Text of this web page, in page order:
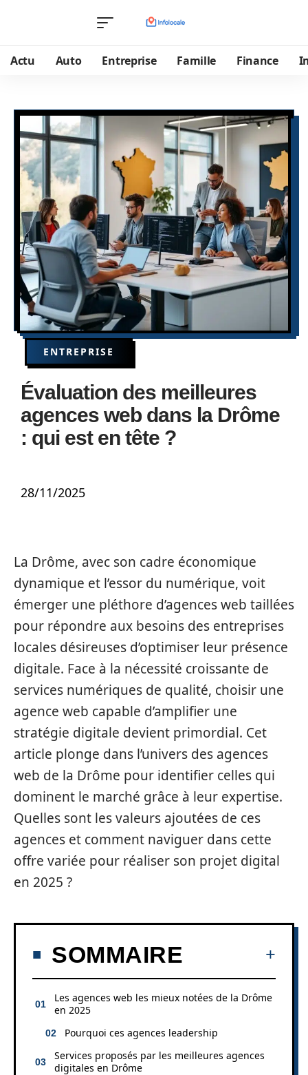
Actu Auto Entreprise Famille Finance
ENTREPRISE
Évaluation des meilleures
agences web dans la Drôme
: qui est en tête ?
28/11/2025
La Drôme, avec son cadre économique
dynamique et l’essor du numérique, voit
émerger une pléthore d’agences web taillées
pour répondre aux besoins des entreprises
locales désireuses d’optimiser leur présence
digitale. Face à la nécessité croissante de
services numériques de qualité, choisir une
agence web capable d’amplifier une
stratégie digitale devient primordial. Cet
article plonge dans l’univers des agences
web de la Drôme pour identifier celles qui
dominent le marché grâce à leur expertise.
Quelles sont les valeurs ajoutées de ces
agences et comment naviguer dans cette
offre variée pour réaliser son projet digital
en 2025 ?
SOMMAIRE
Les agences web les mieux notées de la Drôme
en 2025
Pourquoi ces agences leadership
Services proposés par les meilleures agences
digitales en Drôme